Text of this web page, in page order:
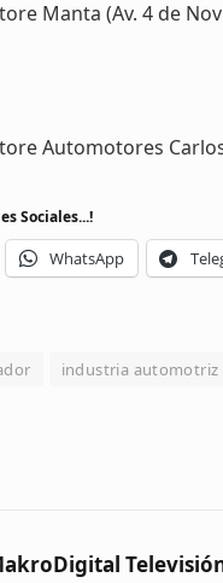
Manta (Av. 4 de
Automotores
Sociales...!
WhatsApp
industria automotriz